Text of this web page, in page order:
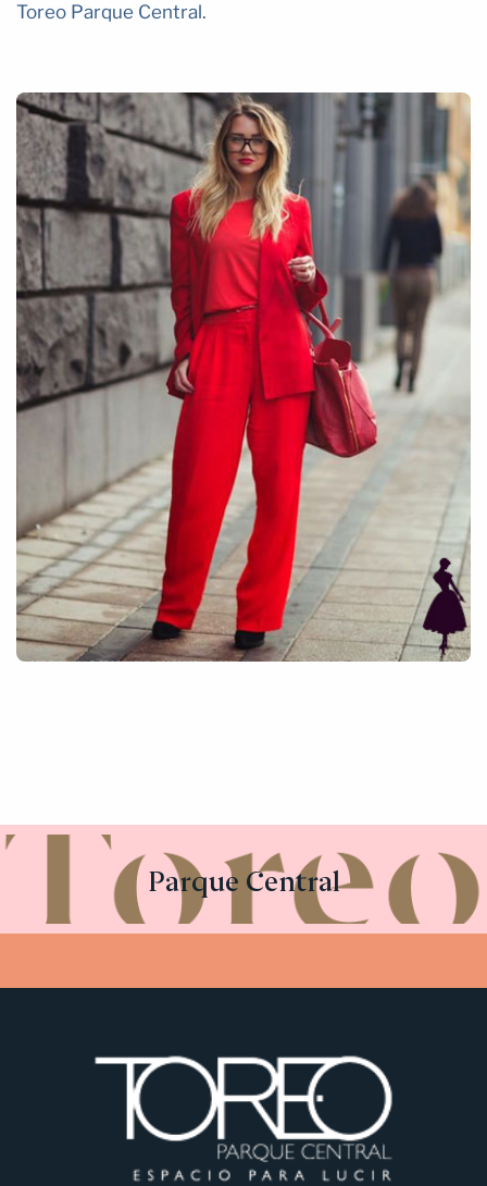
Toreo Parque Central.
Parque Central